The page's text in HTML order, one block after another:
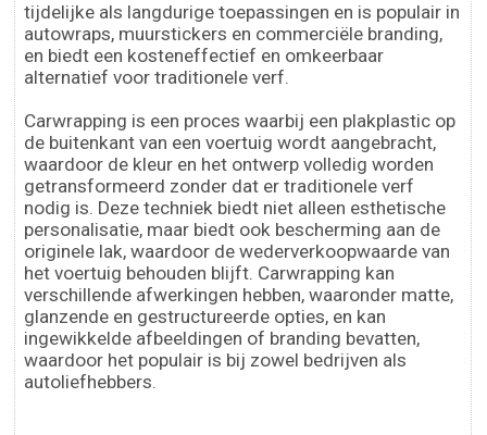
tijdelijke als langdurige toepassingen en is populair in
autowraps, muurstickers en commerciële branding,
en biedt een kosteneffectief en omkeerbaar
alternatief voor traditionele verf.
Carwrapping is een proces waarbij een plakplastic op
de buitenkant van een voertuig wordt aangebracht,
waardoor de kleur en het ontwerp volledig worden
getransformeerd zonder dat er traditionele verf
nodig is. Deze techniek biedt niet alleen esthetische
personalisatie, maar biedt ook bescherming aan de
originele lak, waardoor de wederverkoopwaarde van
het voertuig behouden blijft. Carwrapping kan
verschillende afwerkingen hebben, waaronder matte,
glanzende en gestructureerde opties, en kan
ingewikkelde afbeeldingen of branding bevatten,
waardoor het populair is bij zowel bedrijven als
autoliefhebbers.